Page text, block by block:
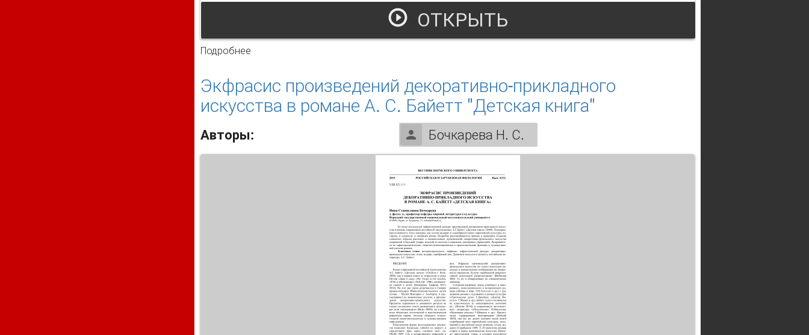
ОТКРЫТЬ
Подробнее
Экфрасис произведений декоративно-прикладного
искусства в романе А. С. Байетт "Детская книга"
Авторы: Бочкарева Н. С.